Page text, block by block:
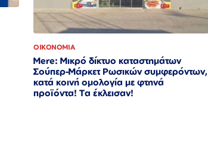
ΟΙΚΟΝΟΜΙΑ
Mere: Μικρό δίκτυο καταστημάτων
Σούπερ-Μάρκετ Ρωσικών συμφερόντων,
κατά κοινή ομολογία με φτηνά
προϊόντα! Τα έκλεισαν!